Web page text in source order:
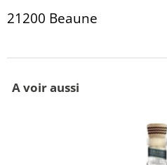
21200 Beaune
A voir aussi